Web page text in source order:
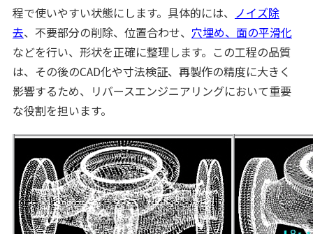
程で使いやすい状態にします。具体的には、 ノイズ除
去、不要部分の削除、位置合わせ、 穴埋め、面の平滑化
などを行い、形状を正確に整理します。この工程の品質
は、その後のCAD化や寸法検証、再製作の精度に大きく
影響するため、リバースエンジニアリングにおいて重要
な役割を担います。